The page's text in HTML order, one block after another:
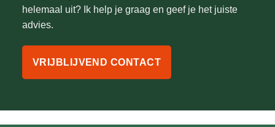
helemaal uit? Ik help je graag en geef je het juiste
advies.
VRIJBLIJVEND CONTACT